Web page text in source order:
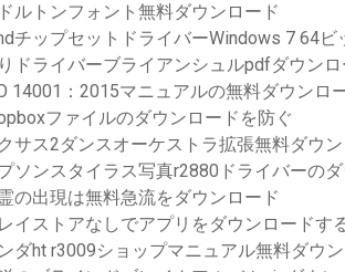
ルトンフォント無料ダウンロード
チップセットドライバーWindows 7 64ビ
ドライバーブライアンシュルpdfダウンロ
14001：2015マニュアルの無料ダウンロ
ファイルのダウンロードを防ぐ
サス2ダンスオーケストラ拡張無料ダウ
ソンスタイラス写真r2880ドライバーの
の出現は無料急流をダウンロード
イストアなしでアプリをダウンロードす
ダht r3009ショップマニュアル無料ダウ